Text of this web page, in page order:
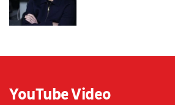
YouTube Video